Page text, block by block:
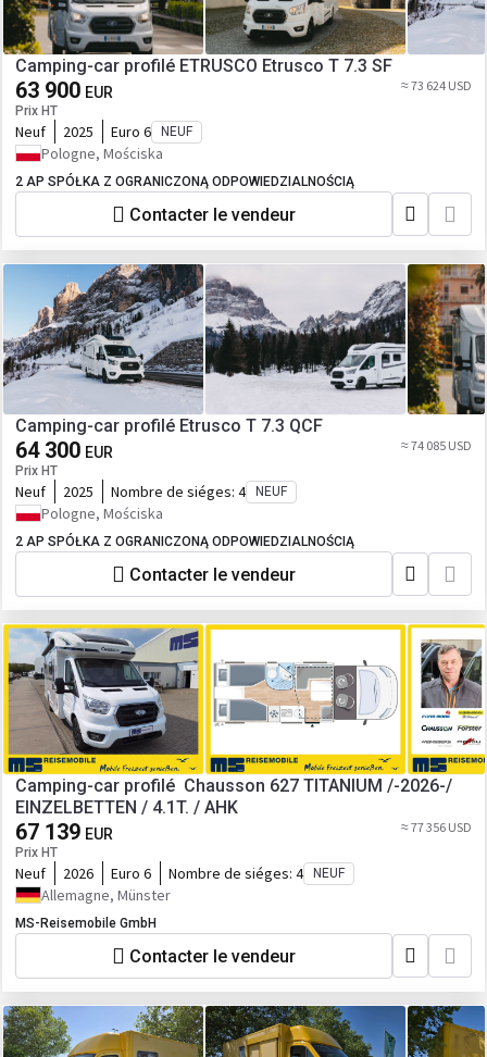
Camping-car profilé ETRUSCO Etrusco T 7.3 SF
63 900 EUR
Prix HT
≈ 73 624 USD
Neuf 2025 Euro 6 NEUF
Pologne, Mościska
2 AP SPÓŁKA Z OGRANICZONĄ ODPOWIEDZIALNOŚCIĄ
Contacter le vendeur
Camping-car profilé Etrusco T 7.3 QCF
64 300 EUR
Prix HT
≈ 74 085 USD
Neuf 2025 Nombre de siéges: 4 NEUF
Pologne, Mościska
2 AP SPÓŁKA Z OGRANICZONĄ ODPOWIEDZIALNOŚCIĄ
Contacter le vendeur
Camping-car profilé Chausson 627 TITANIUM /-2026-/
EINZELBETTEN / 4.1T. / AHK
67 139 EUR
Prix HT
≈ 77 356 USD
Neuf 2026 Euro 6 Nombre de siéges: 4 NEUF
Allemagne, Münster
MS-Reisemobile GmbH
Contacter le vendeur